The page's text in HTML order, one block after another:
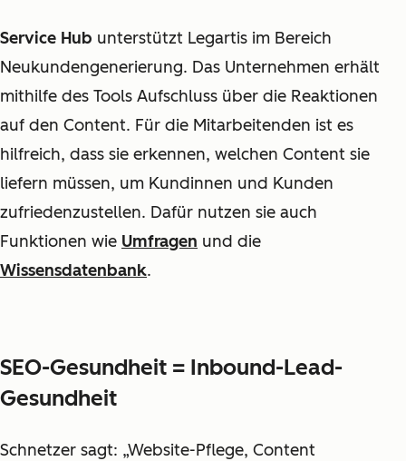
Service Hub unterstützt Legartis im Bereich
Neukundengenerierung. Das Unternehmen erhält
mithilfe des Tools Aufschluss über die Reaktionen
auf den Content. Für die Mitarbeitenden ist es
hilfreich, dass sie erkennen, welchen Content sie
liefern müssen, um Kundinnen und Kunden
zufriedenzustellen. Dafür nutzen sie auch
Funktionen wie Umfragen und die
Wissensdatenbank.
SEO-Gesundheit = Inbound-Lead-
Gesundheit
Schnetzer sagt: „Website-Pflege, Content